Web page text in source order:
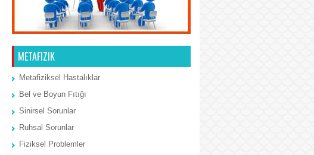
METAFIZIK
Metafiziksel Hastalıklar
Bel ve Boyun Fıtığı
Sinirsel Sorunlar
Ruhsal Sorunlar
Fiziksel Problemler